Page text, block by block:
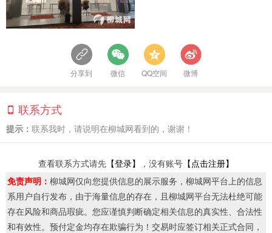
分享到 微信 QQ空间 微博
联系方式
提示： 联系我时，请说明在柳城网看到的，谢谢！
查看联系方式请先 【登录】 ，没有账号 【点击注册】
免责声明： 柳城网仅向您提供信息的展示服务，柳城网平台上的信息
系用户自行发布，由于海量信息的存在，且柳城网平台无法杜绝可能
存在风险和商品瑕疵。您应谨慎判断确定相关信息的真实性、合法性
和有效性。预付定金均存在欺骗行为！交易时应签订相关正式合同，